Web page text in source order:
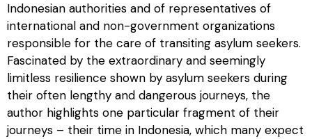
Indonesian authorities and of representatives of
international and non-government organizations
responsible for the care of transiting asylum seekers.
Fascinated by the extraordinary and seemingly
limitless resilience shown by asylum seekers during
their often lengthy and dangerous journeys, the
author highlights one particular fragment of their
journeys – their time in Indonesia, which many expect